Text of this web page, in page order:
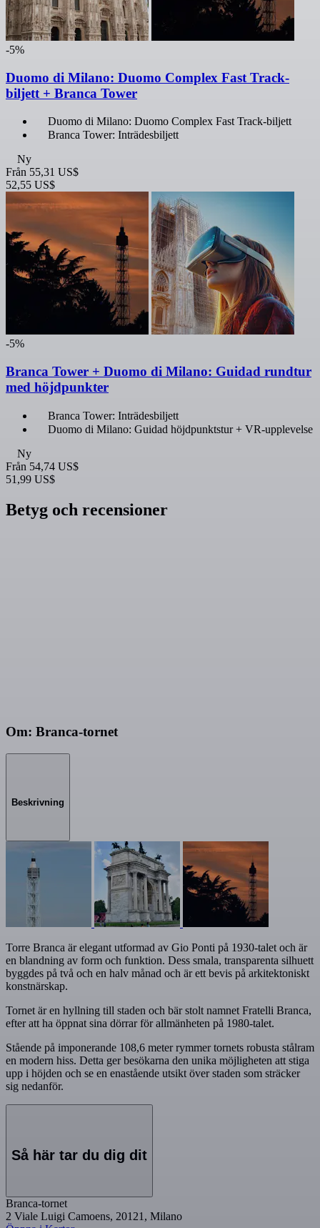
-5%
Duomo di Milano: Duomo Complex Fast Track-
biljett + Branca Tower
Duomo di Milano: Duomo Complex Fast Track-biljett
Branca Tower: Inträdesbiljett
Ny
Från 55,31 US$
52,55 US$
-5%
Branca Tower + Duomo di Milano: Guidad rundtur
med höjdpunkter
Branca Tower: Inträdesbiljett
Duomo di Milano: Guidad höjdpunktstur + VR-upplevelse
Ny
Från 54,74 US$
51,99 US$
Betyg och recensioner
Om: Branca-tornet
Beskrivning
Torre Branca är elegant utformad av Gio Ponti på 1930-talet och är
en blandning av form och funktion. Dess smala, transparenta silhuett
byggdes på två och en halv månad och är ett bevis på arkitektoniskt
konstnärskap.
Tornet är en hyllning till staden och bär stolt namnet Fratelli Branca,
efter att ha öppnat sina dörrar för allmänheten på 1980-talet.
Stående på imponerande 108,6 meter rymmer tornets robusta stålram
en modern hiss. Detta ger besökarna den unika möjligheten att stiga
upp i höjden och se en enastående utsikt över staden som sträcker
sig nedanför.
Så här tar du dig dit
Branca-tornet
2 Viale Luigi Camoens, 20121, Milano